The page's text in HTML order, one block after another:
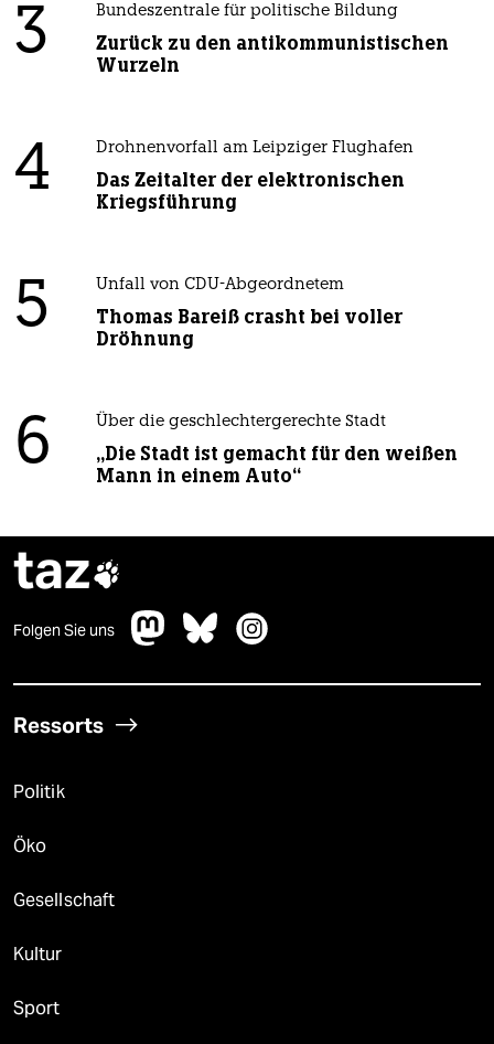
3 Bundeszentrale für politische Bildung
Zurück zu den antikommunistischen
Wurzeln
4 Drohnenvorfall am Leipziger Flughafen
Das Zeitalter der elektronischen
Kriegsführung
5 Unfall von CDU-Abgeordnetem
Thomas Bareiß crasht bei voller
Dröhnung
6 Über die geschlechtergerechte Stadt
„Die Stadt ist gemacht für den weißen
Mann in einem Auto“
taz
Folgen Sie uns
Ressorts
Politik
Öko
Gesellschaft
Kultur
Sport